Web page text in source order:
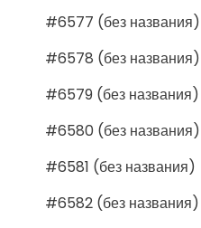
#6577 (без названия)
#6578 (без названия)
#6579 (без названия)
#6580 (без названия)
#6581 (без названия)
#6582 (без названия)